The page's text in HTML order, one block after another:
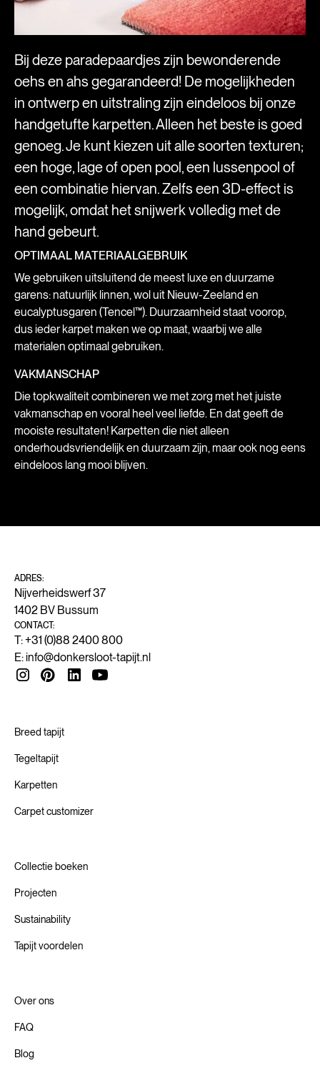
Bij deze paradepaardjes zijn bewonderende
oehs en ahs gegarandeerd! De mogelijkheden
in ontwerp en uitstraling zijn eindeloos bij onze
handgetufte karpetten. Alleen het beste is goed
genoeg. Je kunt kiezen uit alle soorten texturen;
een hoge, lage of open pool, een lussenpool of
een combinatie hiervan. Zelfs een 3D-effect is
mogelijk, omdat het snijwerk volledig met de
hand gebeurt.
OPTIMAAL MATERIAALGEBRUIK
We gebruiken uitsluitend de meest luxe en duurzame
garens: natuurlijk linnen, wol uit Nieuw-Zeeland en
eucalyptusgaren (Tencel™). Duurzaamheid staat voorop,
dus ieder karpet maken we op maat, waarbij we alle
materialen optimaal gebruiken.
VAKMANSCHAP
Die topkwaliteit combineren we met zorg met het juiste
vakmanschap en vooral heel veel liefde. En dat geeft de
mooiste resultaten! Karpetten die niet alleen
onderhoudsvriendelijk en duurzaam zijn, maar ook nog eens
eindeloos lang mooi blijven.
ADRES:
Nijverheidswerf 37
1402 BV Bussum
CONTACT:
T: +31 (0)88 2400 800
E:info@donkersloot-tapijt.nl
Breed tapijt
Tegeltapijt
Karpetten
Carpet customizer
Collectie boeken
Projecten
Sustainability
Tapijt voordelen
Over ons
FAQ
Blog